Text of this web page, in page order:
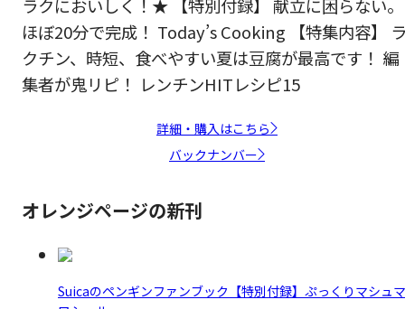
ラクにおいしく！★ 【特別付録】 献立に困らない。
ほぼ20分で完成！ Today’s Cooking 【特集内容】
クチン、時短、食べやすい夏は豆腐が最高です！ 編
集者が鬼リピ！ レンチンHITレシピ15
詳細・購入はこちら
バックナンバー
オレンジページの新刊
Suicaのペンギンファンブック【特別付録】ぷっくりマシュマ